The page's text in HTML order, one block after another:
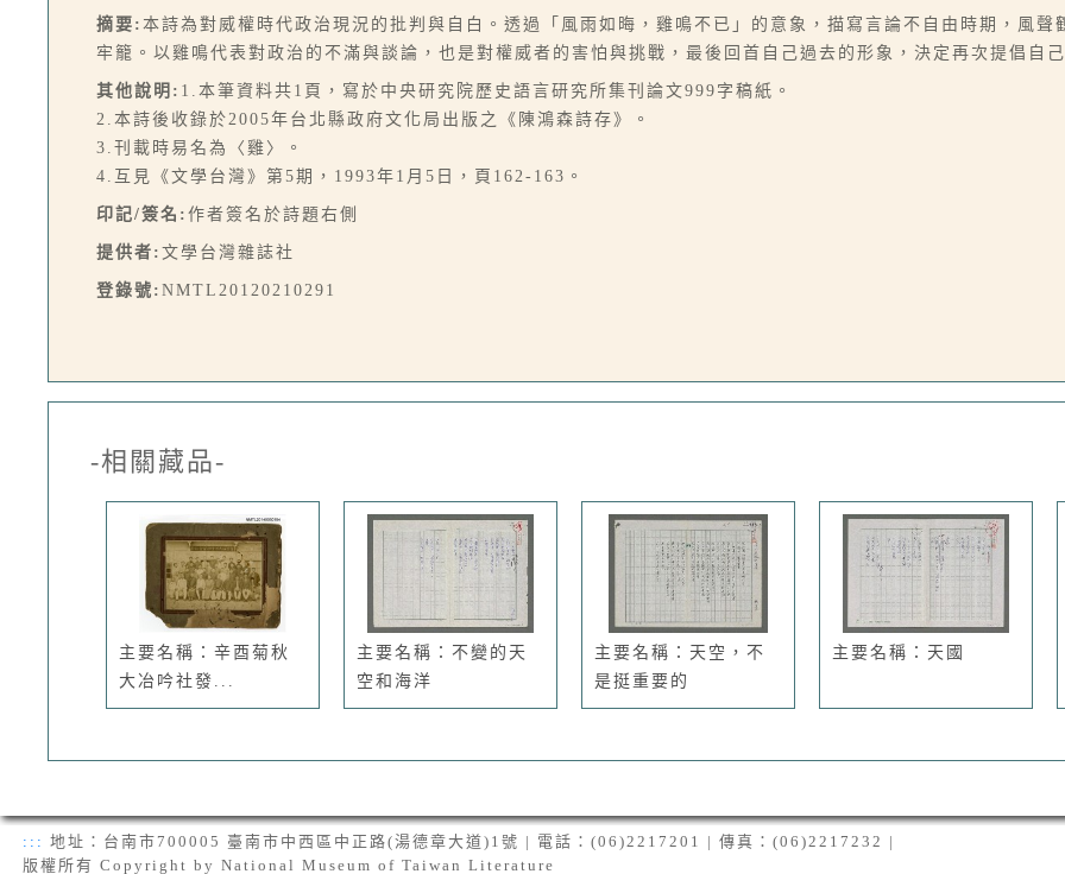
摘要: 本詩為對威權時代政治現況的批判與自白。透過「風雨如晦，雞鳴不已」的意象，描寫言論不自由時期，風
牢籠。以雞鳴代表對政治的不滿與談論，也是對權威者的害怕與挑戰，最後回首自己過去的形象，決定再次提倡自
其他說明: 1.本筆資料共1頁，寫於中央研究院歷史語言研究所集刊論文999字稿紙。
2.本詩後收錄於2005年台北縣政府文化局出版之《陳鴻森詩存》。
3.刊載時易名為〈雞〉。
4.互見《文學台灣》第5期，1993年1月5日，頁162-163。
印記/簽名: 作者簽名於詩題右側
提供者: 文學台灣雜誌社
登錄號: NMTL20120210291
-相關藏品-
主要名稱：辛酉菊秋
大冶吟社發...
主要名稱：不變的天
空和海洋
主要名稱：天空，不
是挺重要的
主要名稱：天國
::: 地址：台南市700005 臺南市中西區中正路(湯德章大道)1號 | 電話：(06)2217201 | 傳真：(06)2217232 |
版權所有 Copyright by National Museum of Taiwan Literature